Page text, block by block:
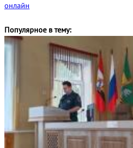
онлайн
Популярное в тему: